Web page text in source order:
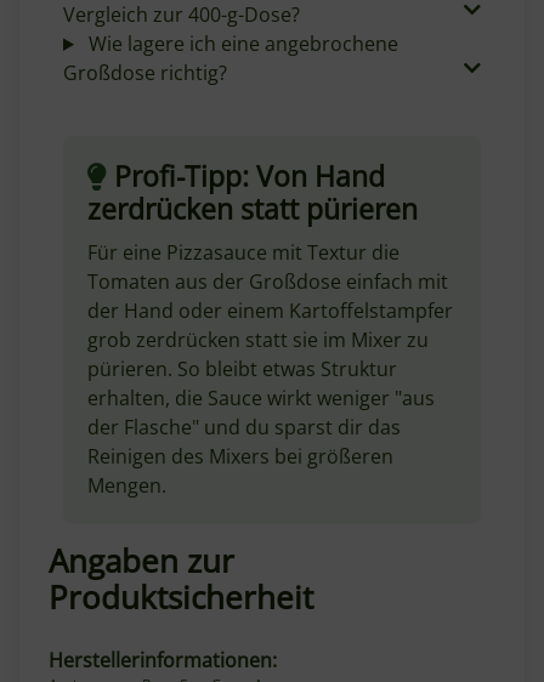
Vergleich zur 400-g-Dose?
Wie lagere ich eine angebrochene
Großdose richtig?
Profi-Tipp: Von Hand
zerdrücken statt pürieren
Für eine Pizzasauce mit Textur die
Tomaten aus der Großdose einfach mit
der Hand oder einem Kartoffelstampfer
grob zerdrücken statt sie im Mixer zu
pürieren. So bleibt etwas Struktur
erhalten, die Sauce wirkt weniger "aus
der Flasche" und du sparst dir das
Reinigen des Mixers bei größeren
Mengen.
Angaben zur
Produktsicherheit
Herstellerinformationen: